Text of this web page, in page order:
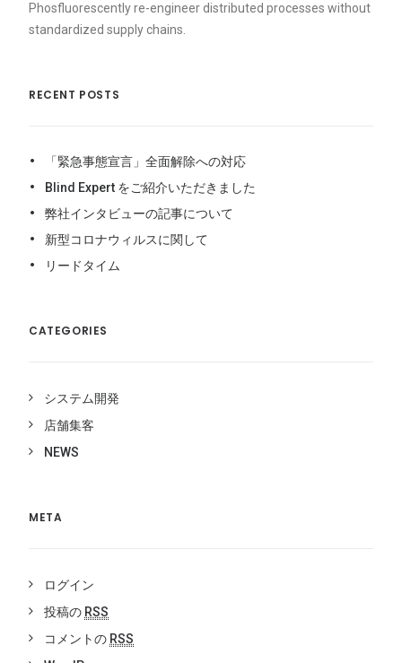
Phosfluorescently re-engineer distributed processes without
standardized supply chains.
RECENT POSTS
「緊急事態宣言」全面解除への対応
Blind Expert をご紹介いただきました
弊社インタビューの記事について
新型コロナウィルスに関して
リードタイム
CATEGORIES
システム開発
店舗集客
NEWS
META
ログイン
投稿の RSS
コメントの RSS